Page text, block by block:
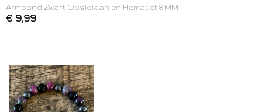
Armband Zwart Obsidiaan en Hematiet 8 MM
€ 9,99